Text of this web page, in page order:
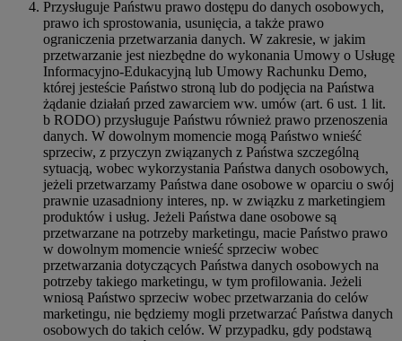
Przysługuje Państwu prawo dostępu do danych osobowych,
prawo ich sprostowania, usunięcia, a także prawo
ograniczenia przetwarzania danych. W zakresie, w jakim
przetwarzanie jest niezbędne do wykonania Umowy o Usługę
Informacyjno-Edukacyjną lub Umowy Rachunku Demo,
której jesteście Państwo stroną lub do podjęcia na Państwa
żądanie działań przed zawarciem ww. umów (art. 6 ust. 1 lit.
b RODO) przysługuje Państwu również prawo przenoszenia
danych. W dowolnym momencie mogą Państwo wnieść
sprzeciw, z przyczyn związanych z Państwa szczególną
sytuacją, wobec wykorzystania Państwa danych osobowych,
jeżeli przetwarzamy Państwa dane osobowe w oparciu o swój
prawnie uzasadniony interes, np. w związku z marketingiem
produktów i usług. Jeżeli Państwa dane osobowe są
przetwarzane na potrzeby marketingu, macie Państwo prawo
w dowolnym momencie wnieść sprzeciw wobec
przetwarzania dotyczących Państwa danych osobowych na
potrzeby takiego marketingu, w tym profilowania. Jeżeli
wniosą Państwo sprzeciw wobec przetwarzania do celów
marketingu, nie będziemy mogli przetwarzać Państwa danych
osobowych do takich celów. W przypadku, gdy podstawą